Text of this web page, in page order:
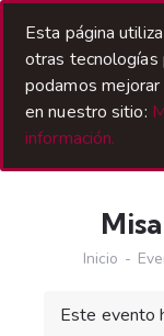
Inicio
Este evento
Esta página
otras tecnologías
podamos
en nuestro sitio:
información.